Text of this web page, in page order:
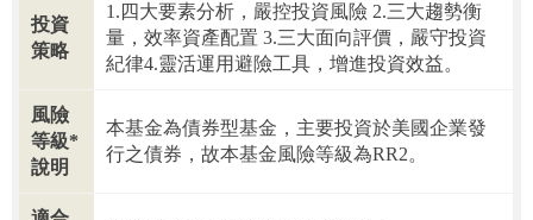
投資
策略
1.四大要素分析，嚴控投資風險 2.三大趨勢衡
量，效率資產配置 3.三大面向評價，嚴守投資
紀律4.靈活運用避險工具，增進投資效益。
風險
等級*
說明
本基金為債券型基金，主要投資於美國企業發
行之債券，故本基金風險等級為RR2。